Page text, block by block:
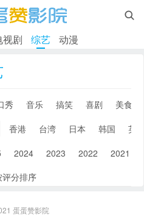

视剧 综艺 动漫
秀 音乐 搞笑 喜剧
美食
香港 台湾 日本 韩国
英
2024 2023 2022 2021
评分排序
蛋蛋赞影院